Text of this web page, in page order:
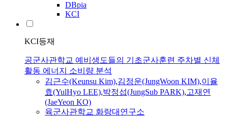
DBpia
KCI
KCI등재
공군사관학교 예비생도들의 기초군사훈련 주차별 신체
활동 에너지 소비량 분석
김근수(Keunsu Kim),김정운(JungWoon KIM),이율
효(YulHyo LEE),박정섭(JungSub PARK),고재연
(JaeYeon KO)
육군사관학교 화랑대연구소